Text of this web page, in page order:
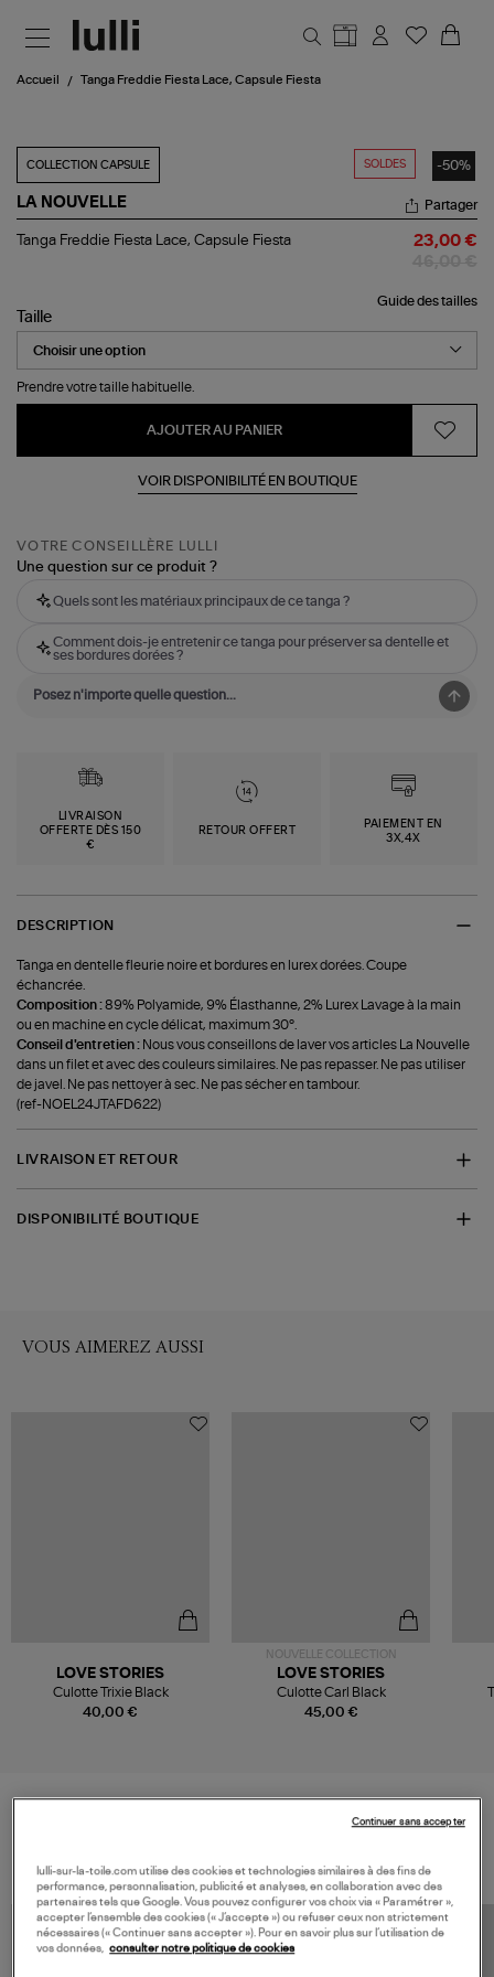
Accueil Tanga Freddie Fiesta Lace, Capsule Fiesta
SOLDES -50%
COLLECTION CAPSULE
LA NOUVELLE
Tanga
Capsule
Fiesta
Partager
Tanga Freddie Fiesta Lace, Capsule Fiesta 23,00 €
Guide des tailles
Taille
Prendre votre taille habituelle.
AJOUTER AU PANIER
VOIR DISPONIBILITÉ EN BOUTIQUE
VOTRE CONSEILLÈRE LULLI
Une question sur ce produit ?
Quels sont les matériaux principaux de ce tanga ?
Comment dois-je entretenir ce tanga pour préserver sa dentelle et
ses bordures dorées ?
LIVRAISON
OFFERTE DÈS 150
€
RETOUR OFFERT
PAIEMENT EN
3X,4X
DESCRIPTION
Tanga en dentelle fleurie noire et bordures en lurex dorées. Coupe
échancrée.
Composition :89% Polyamide, 9% Élasthanne, 2% Lurex Lavage à la main
ou en machine en cycle délicat, maximum 30°.
Conseil d'entretien : Nous vous conseillons de laver vos articles La Nouvelle
dans un filet et avec des couleurs similaires. Ne pas repasser. Ne pas utiliser
de javel. Ne pas nettoyer à sec. Ne pas sécher en tambour.
(ref-NOEL24JTAFD622)
LIVRAISON ET RETOUR
DISPONIBILITÉ BOUTIQUE
VOUS AIMEREZ AUSSI
40,00 €
LOVE STORIES
Culotte Trixie Black
NOUVELLE COLLECTION
45,00 €
LOVE STORIES
Culotte Carl Black
lulli-sur-la-toile.com utilise des cookies et technologies similaires à des fins de
performance, personnalisation, publicité et analyses, en collaboration avec des
partenaires tels que Google. Vous pouvez configurer vos choix via « Paramétrer »,
accepter l’ensemble des cookies (« J’accepte ») ou refuser ceux non strictement
nécessaires (« Continuer sans accepter »). Pour en savoir plus sur l’utilisation de
vos données, consulter notre politique de cookies
Continuer sans accepter